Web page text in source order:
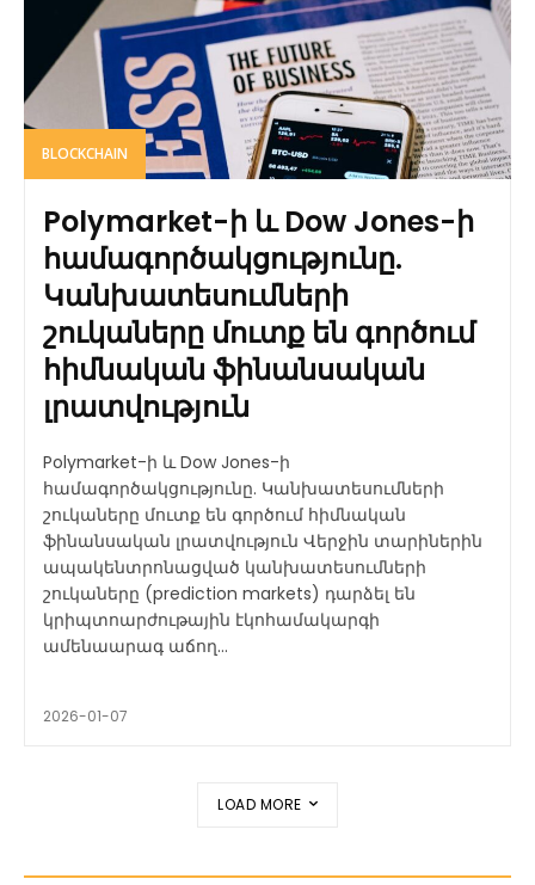
BLOCKCHAIN
Polymarket-ի և Dow Jones-ի
համագործակցությունը.
Կանխատեսումների
շուկաները մուտք են գործում
հիմնական ֆինանսական
լրատվություն
Polymarket-ի և Dow Jones-ի
համագործակցությունը. Կանխատեսումների
շուկաները մուտք են գործում հիմնական
ֆինանսական լրատվություն Վերջին տարիներին
ապակենտրոնացված կանխատեսումների
շուկաները (prediction markets) դարձել են
կրիպտոարժութային էկոհամակարգի
ամենաարագ աճող...
2026-01-07
LOAD MORE